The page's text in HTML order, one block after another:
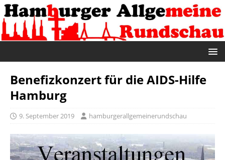
Benefizkonzert für die AIDS-Hilfe
Hamburg
9. September 2019 hamburgerallgemeinerundschau